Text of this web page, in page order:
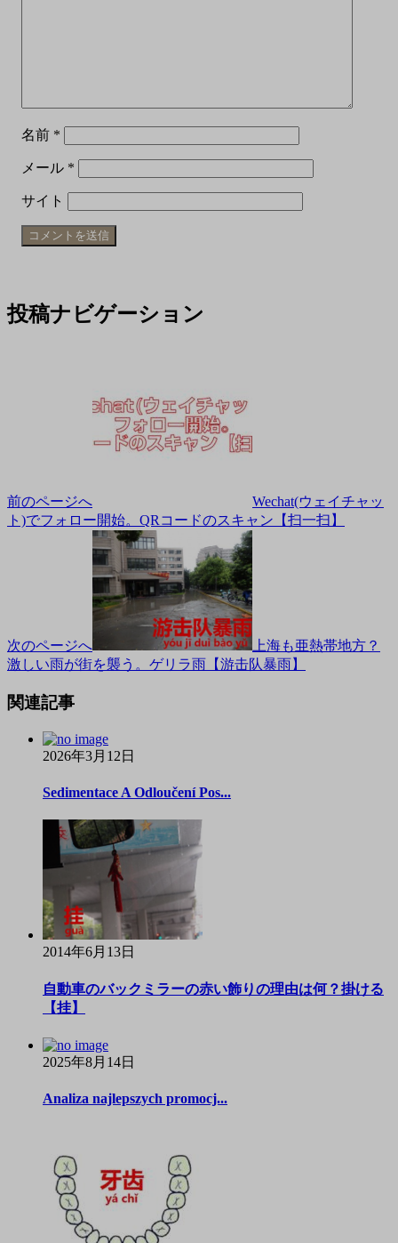
名前 *
メール *
サイト
投稿ナビゲーション
前のページへ
Wechat(ウェイチャッ
ト)でフォロー開始。QRコードのスキャン【扫一扫】
次のページへ
上海も亜熱帯地方？
激しい雨が街を襲う。ゲリラ雨【游击队暴雨】
関連記事
2026年3月12日
Sedimentace A Odloučení Pos...
2014年6月13日
自動車のバックミラーの赤い飾りの理由は何？掛ける
【挂】
2025年8月14日
Analiza najlepszych promocj...